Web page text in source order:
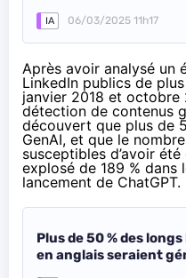
IA 06/03/2025 11h17
Après avoir analysé un
LinkedIn publics de
janvier 2018 et
détection de contenus
découvert que plus de
GenAI, et que le
susceptibles d’avoir
explosé de 189 % dans
lancement de ChatGPT.
Plus de 50 % des
en anglais seraient